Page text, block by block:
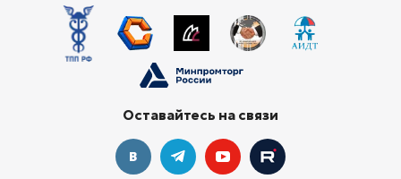
Оставайтесь на связи